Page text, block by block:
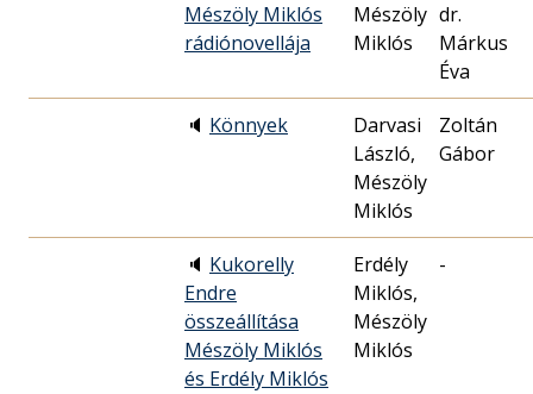
Mészöly Miklós
rádiónovellája
Mészöly
Miklós
dr.
Márkus
Éva
🔈 Könnyek
Darvasi
László,
Mészöly
Miklós
Zoltán
Gábor
🔈 Kukorelly
Endre
összeállítása
Mészöly Miklós
és Erdély Miklós
Erdély
Miklós,
Mészöly
Miklós
-